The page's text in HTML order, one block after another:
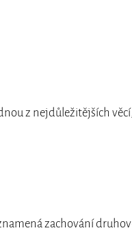
z nejdůležitějších
zachování